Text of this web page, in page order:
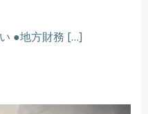
●地方財務 […]